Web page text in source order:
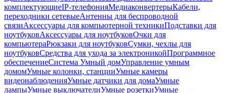
комплектующиеIP-телефонияМедиаконвертерыКабели,
переходники сетевыеАнтенны для беспроводной
связиАксессуары для компьютерной техникиПодставки для
ноутбуковАксессуары для ноутбуковОчки для
компьютераРюкзаки для ноутбуковСумки, чехлы для
ноутбуковСредства для ухода за электроникойПрограммное
обеспечениеСистема Умный домУправление умным
домомУмные колонки, станцииУмные камеры
видеонаблюденияУмные датчики для домаУмные
лампыУмные выключателиУмные розеткиУмные